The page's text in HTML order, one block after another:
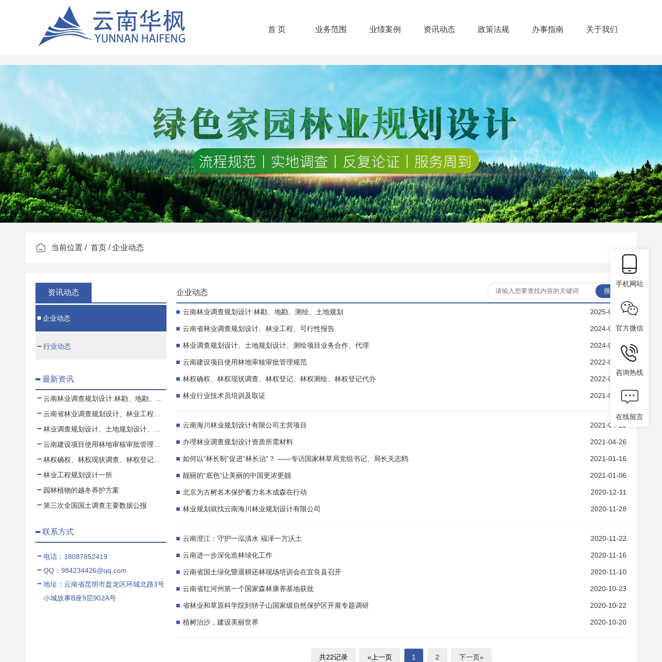
首 页 业务范围 业绩案例 资讯动态 政策法规 办事指南 关于我们
当前位置 / 首页 / 企业动态
资讯动态
企业动态
行业动态
最新资讯
云南林业调查规划设计:林勘、地勘、测绘、土地规划
云南省林业调查规划设计、林业工程、可行性报告
林业调查规划设计、土地规划设计、测绘项目业务合作、代理
云南建设项目使用林地审核审批管理规范
林权确权、林权现状调查、林权登记、林权测绘、林权登记代办
林业工程规划设计一所
园林植物的越冬养护方案
第三次全国国土调查主要数据公报
联系方式
电话：18087852419
QQ：984234426@qq.com
地址：云南省昆明市盘龙区环城北路3号
小城故事B座9层902A号
企业动态
云南林业调查规划设计:林勘、地勘、测绘、土地规划 2025-04-27
云南省林业调查规划设计、林业工程、可行性报告 2024-07-31
林业调查规划设计、土地规划设计、测绘项目业务合作、代理 2024-05-12
云南建设项目使用林地审核审批管理规范 2022-04-04
林权确权、林权现状调查、林权登记、林权测绘、林权登记代办 2022-03-03
林业行业技术员培训及取证 2021-05-05
云南海川林业规划设计有限公司主营项目 2021-04-29
办理林业调查规划设计资质所需材料 2021-04-26
如何以“林长制”促进“林长治”？ ——专访国家林草局党组书记、局长关志鸥 2021-01-16
靓丽的“底色”让美丽的中国更浓更靓 2021-01-06
北京为古树名木保护蓄力名木成森在行动 2020-12-11
林业规划就找云南海川林业规划设计有限公司 2020-11-28
云南澄江：守护一泓清水 福泽一方沃土 2020-11-22
云南进一步深化造林绿化工作 2020-11-16
云南省国土绿化暨退耕还林现场培训会在宜良县召开 2020-11-10
云南省红河州第一个国家森林康养基地获批 2020-10-23
省林业和草原科学院到轿子山国家级自然保护区开展专题调研 2020-10-22
植树治沙，建设美丽世界 2020-10-20
共22记录 «上一页 1 2 下一页»
手机网站
官方微信
咨询热线
在线留言